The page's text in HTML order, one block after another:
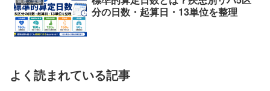
分の日数・起算日・13単位を整理
よく読まれている記事